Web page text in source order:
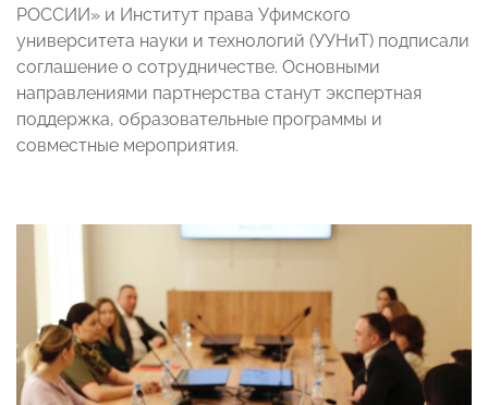
РОССИИ» и Институт права Уфимского
университета науки и технологий (УУНиТ) подписали
соглашение о сотрудничестве. Основными
направлениями партнерства станут экспертная
поддержка, образовательные программы и
совместные мероприятия.